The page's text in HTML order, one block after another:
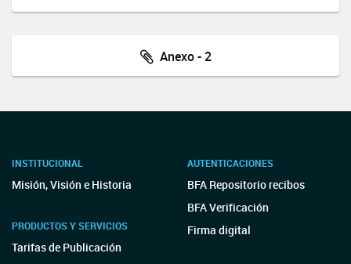
Anexo - 2
INSTITUCIONAL
Misión, Visión e Historia
PRODUCTOS Y SERVICIOS
Tarifas de Publicación
AUTENTICACIONES
BFA Repositorio recibos
BFA Verificación
Firma digital